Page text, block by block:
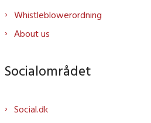
Whistleblowerordning
About us
Socialområdet
Social.dk